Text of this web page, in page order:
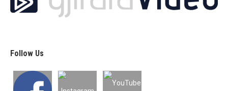
Follow Us